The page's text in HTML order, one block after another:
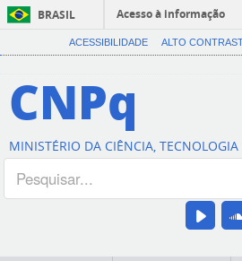
BRASIL
Acesso à informação
ACESSIBILIDADE ALTO
CNPq
MINISTÉRIO DA CIÊNCIA, TECNOLOGIA